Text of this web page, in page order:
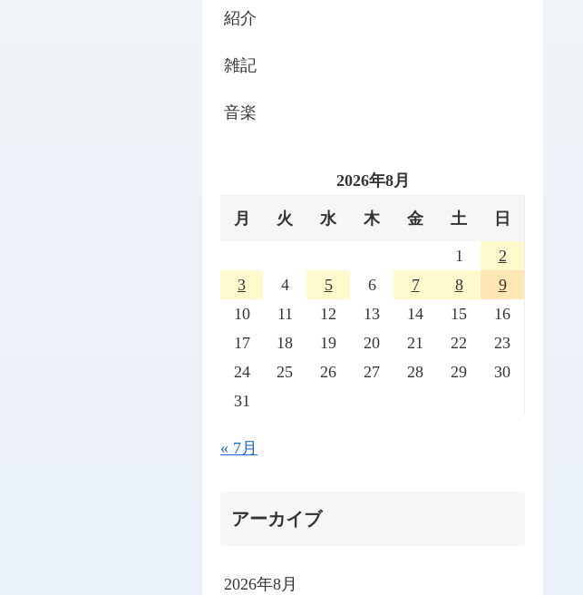
紹介
雑記
音楽
2026年8月
月 火 水 木 金 土 日
1
2
3
4 5 6 7 8
9
10
11 12 13 14 15
16
17
18 19 20 21 22
23
24
25 26 27 28 29
30
31
« 7月
アーカイブ
2026年8月